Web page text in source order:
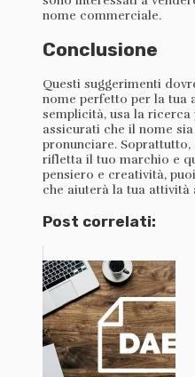
nome commerciale.
Conclusione
Questi suggerimenti
nome perfetto per la tua
semplicità, usa la ricerca
assicurati che il nome
pronunciare.
rifletta il tuo marchio e
pensiero e creatività,
che aiuterà la tua attività
Post correlati: